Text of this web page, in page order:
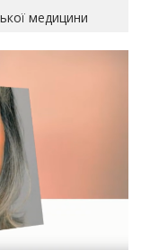
медицини